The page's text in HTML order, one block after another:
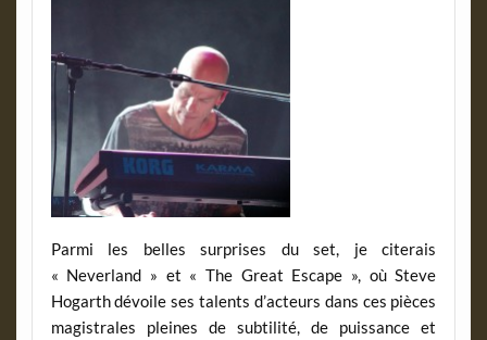
Parmi les belles surprises du set, je citerais
« Neverland » et « The Great Escape », où Steve
Hogarth dévoile ses talents d’acteurs dans ces pièces
magistrales pleines de subtilité, de puissance et